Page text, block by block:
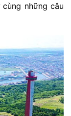
những câu